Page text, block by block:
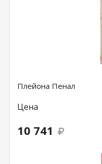
Плейона Пенал
Цена
10 741